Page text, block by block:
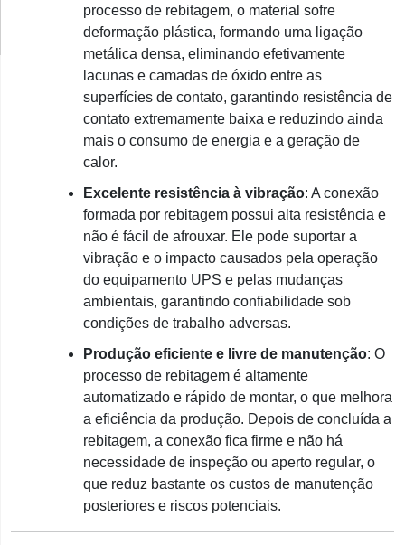
processo de rebitagem, o material sofre
deformação plástica, formando uma ligação
metálica densa, eliminando efetivamente
lacunas e camadas de óxido entre as
superfícies de contato, garantindo resistência de
contato extremamente baixa e reduzindo ainda
mais o consumo de energia e a geração de
calor.
Excelente resistência à vibração: A conexão
formada por rebitagem possui alta resistência e
não é fácil de afrouxar. Ele pode suportar a
vibração e o impacto causados ​​pela operação
do equipamento UPS e pelas mudanças
ambientais, garantindo confiabilidade sob
condições de trabalho adversas.
Produção eficiente e livre de manutenção: O
processo de rebitagem é altamente
automatizado e rápido de montar, o que melhora
a eficiência da produção. Depois de concluída a
rebitagem, a conexão fica firme e não há
necessidade de inspeção ou aperto regular, o
que reduz bastante os custos de manutenção
posteriores e riscos potenciais.